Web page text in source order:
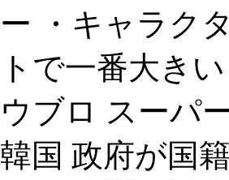
ー ・キャラク
トで一番大き
ウブロ スーパ
韓国 政府が国